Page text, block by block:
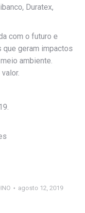
Duratex,
com o futuro e
geram impactos
ambiente.
agosto 12, 2019